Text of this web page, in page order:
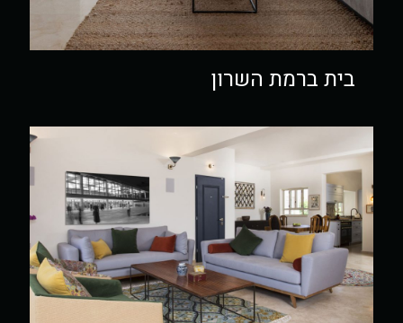
בית ברמת השרון